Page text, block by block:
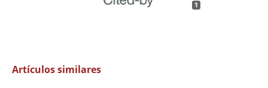
1
Artículos similares